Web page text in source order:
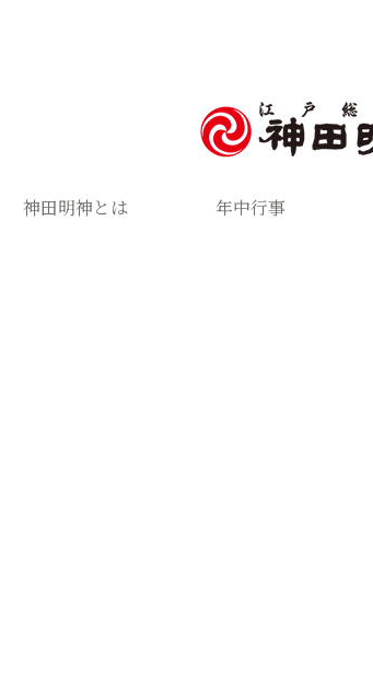
神田明神とは 年中行事